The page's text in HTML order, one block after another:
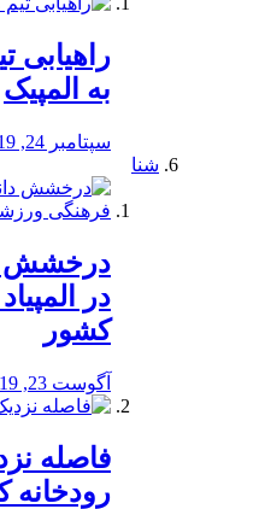
راهیابی
به المپیک
سپتامبر 24, 2019
شنا
درخشش
در
کشور
آگوست 23, 2019
️فاصله
رودخانه